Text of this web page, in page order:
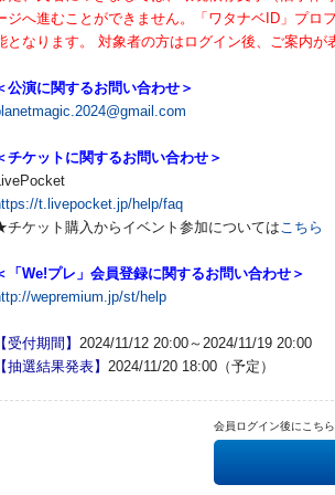
ジへ進むことができません。「ワタナベID」プロ
となります。 対象者の方はログイン後、ご案内が
公演に関するお問い合わせ＞
チケットに関するお問い合わせ＞
t.livepocket.jp/help/faq
ケット購入からイベント参加についてはこちら
「We!プレ」会員登録に関するお問い合わせ＞
wepremium.jp/st/help
受付期間】 2024/11/12 20:00～2024/11/19 20:00
抽選結果発表】 2024/11/20 18:00（予定）
会員ログイン後にこち